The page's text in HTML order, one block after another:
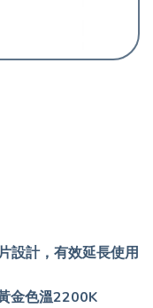
設計，有效延長使用
金色溫2200K